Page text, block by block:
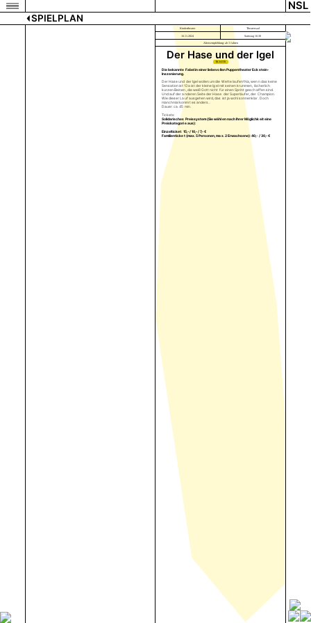
NSL
SPIELPLAN
Kindertheater Theatersaal
16.11.2024 Samstag 16:30
Altersempfehlung: ab 3 Jahren
Der Hase und der Igel
TICKETS
Die bekannte Fabel in einer liebevollen Puppentheater Eckstein-
Inszenierung.
Der Hase und der Igel wollen um die Wette laufen! Na, wenn das keine
Sensation ist! Da ist der kleine Igel mit seinen krummen, lächerlich
kurzen Beinen, die weiß Gott nicht für einen Sprint geschaffen sind.
Und auf der anderen Seite der Hase: der Superläufer, der Champion.
Wie dieser Lauf ausgehen wird, das ist ja wohl sonnenklar. Doch
manchmal kommt es anders...
Dauer: ca. 45 min.
Tickets:
Solidarisches Preissystem (Sie wählen nach Ihrer Möglichkeit eine
Preiskategorie aus):
Einzelticket: 15,- / 10,- / 7,- €
Familienticket (max. 5 Personen, max. 2 Erwachsene): 40,- / 30,- €